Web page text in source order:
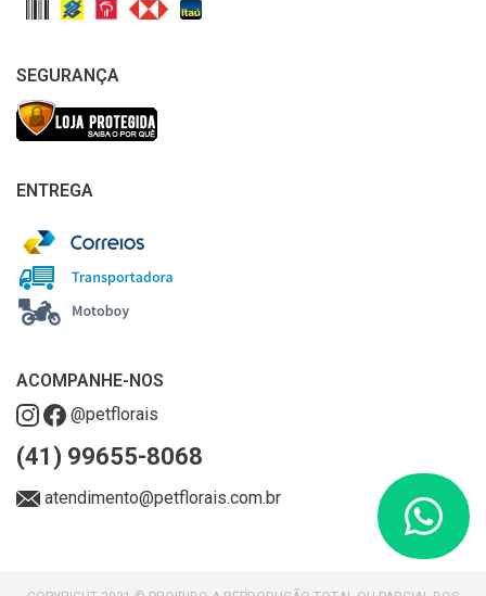
SEGURANÇA
ENTREGA
ACOMPANHE-NOS
@petflorais
(41) 99655-8068
atendimento@petflorais.com.br